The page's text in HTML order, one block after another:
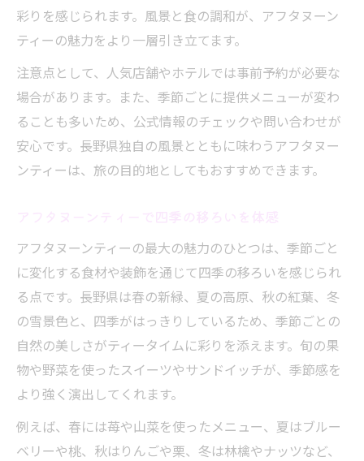
彩りを感じられます。風景と食の調和が、アフタヌーン
ティーの魅力をより一層引き立てます。
注意点として、人気店舗やホテルでは事前予約が必要な
場合があります。また、季節ごとに提供メニューが変わ
ることも多いため、公式情報のチェックや問い合わせが
安心です。長野県独自の風景とともに味わうアフタヌー
ンティーは、旅の目的地としてもおすすめできます。
アフタヌーンティーの最大の魅力のひとつは、季節ごと
に変化する食材や装飾を通じて四季の移ろいを感じられ
る点です。長野県は春の新緑、夏の高原、秋の紅葉、冬
の雪景色と、四季がはっきりしているため、季節ごとの
自然の美しさがティータイムに彩りを添えます。旬の果
物や野菜を使ったスイーツやサンドイッチが、季節感を
より強く演出してくれます。
例えば、春には苺や山菜を使ったメニュー、夏はブルー
ベリーや桃、秋はりんごや栗、冬は林檎やナッツなど、